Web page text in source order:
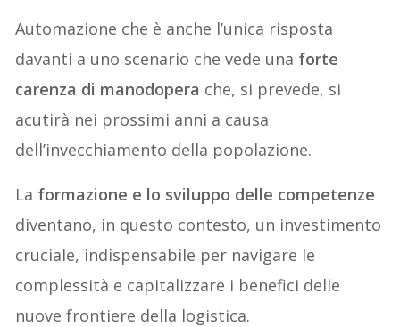
Automazione che è anche l’unica risposta
davanti a uno scenario che vede una forte
carenza di manodopera che, si prevede, si
acutirà nei prossimi anni a causa
dell’invecchiamento della popolazione.
La formazione e lo sviluppo delle competenze
diventano, in questo contesto, un investimento
cruciale, indispensabile per navigare le
complessità e capitalizzare i benefici delle
nuove frontiere della logistica.